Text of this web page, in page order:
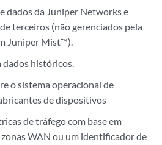
dados da Juniper Networks e
terceiros (não gerenciados pela
Juniper Mist™).
dados históricos.
o sistema operacional de
de dispositivos
de tráfego com base em
WAN ou um identificador de